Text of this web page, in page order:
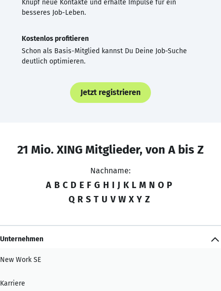
Knüpf neue Kontakte und erhalte Impulse für ein
besseres Job-Leben.
Kostenlos profitieren
Schon als Basis-Mitglied kannst Du Deine Job-Suche
deutlich optimieren.
Jetzt registrieren
21 Mio. XING Mitglieder, von A bis Z
Nachname:
A B C D E F G H I J K L M N O P
Q R S T U V W X Y Z
Unternehmen
New Work SE
Karriere